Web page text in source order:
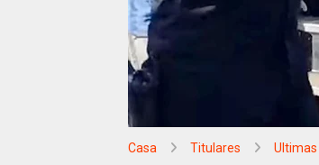
Casa Titulares Ultimas